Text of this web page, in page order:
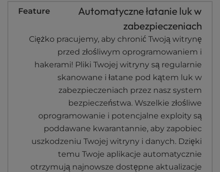
Automatyczne łatanie luk w
zabezpieczeniach
Ciężko pracujemy, aby chronić Twoją witrynę
przed złośliwym oprogramowaniem i
hakerami! Pliki Twojej witryny są regularnie
skanowane i łatane pod kątem luk w
zabezpieczeniach przez nasz system
bezpieczeństwa. Wszelkie złośliwe
oprogramowanie i potencjalne exploity są
poddawane kwarantannie, aby zapobiec
uszkodzeniu Twojej witryny i danych. Dzięki
temu Twoje aplikacje automatycznie
otrzymują najnowsze dostępne aktualizacje